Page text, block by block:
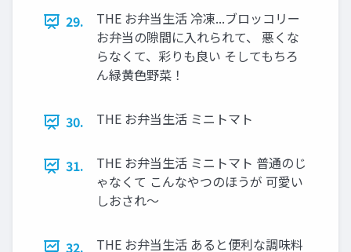
29.
THE お弁当生活 冷凍...ブロッコリー
お弁当の隙間に入れられて、 悪くな
らなくて、彩りも良い そしてもちろ
ん緑黄色野菜！
30. THE お弁当生活 ミニトマト
31.
THE お弁当生活 ミニトマト 普通のじ
ゃなくて こんなやつのほうが 可愛い
しおされ～
32. THE お弁当生活 あると便利な調味料